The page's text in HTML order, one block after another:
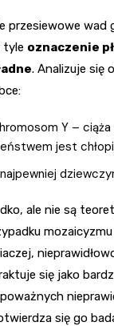
przesiewowe
tyle oznaczenie
. Analizuje się
Y – ciąża
jest
ale nie są
się jako
się go